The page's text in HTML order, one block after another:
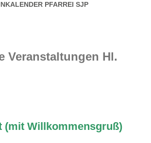
PFARREI SJP
Veranstaltungen Hl.
(mit Willkommensgruß)